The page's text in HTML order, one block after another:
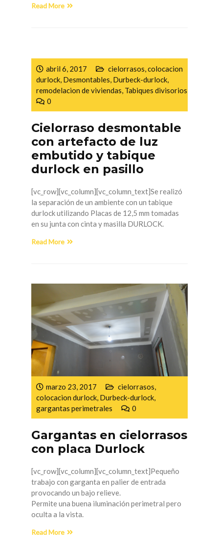
Read More
abril 6, 2017 cielorrasos,colocacion
durlock, Desmontables, Durbeck-durlock,
remodelacion de viviendas, Tabiques divisorios
0
Cielorraso desmontable
con artefacto de luz
embutido y tabique
durlock en pasillo
[vc_row][vc_column][vc_column_text]Se realizó
la separación de un ambiente con un tabique
durlock utilizando Placas de 12,5 mm tomadas
en su junta con cinta y masilla DURLOCK.
Read More
marzo 23, 2017 cielorrasos
colocacion durlock Durbeck-durlock
gargantas perimetrales
0
Gargantas en cielorrasos
con placa Durlock
[vc_row][vc_column][vc_column_text]Pequeño
trabajo con garganta en palier de entrada
provocando un bajo relieve.
Permite una buena iluminación perimetral pero
oculta a la vista.
Read More